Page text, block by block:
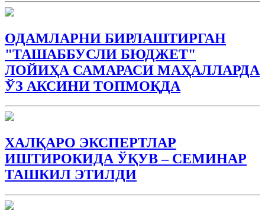
ОДАМЛАРНИ БИРЛАШТИРГАН
"ТАШАББУСЛИ БЮДЖEТ"
ЛОЙИҲА САМАРАСИ МАҲАЛЛАРДА
ЎЗ АКСИНИ ТОПМОҚДА
ХАЛҚАРО ЭКСПЕРТЛАР
ИШТИРОКИДА ЎҚУВ – СЕМИНАР
ТАШКИЛ ЭТИЛДИ